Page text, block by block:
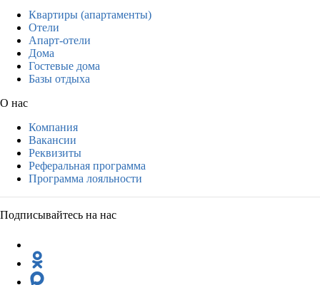
Квартиры (апартаменты)
Отели
Апарт-отели
Дома
Гостевые дома
Базы отдыха
О нас
Компания
Вакансии
Реквизиты
Реферальная программа
Программа лояльности
Подписывайтесь на нас